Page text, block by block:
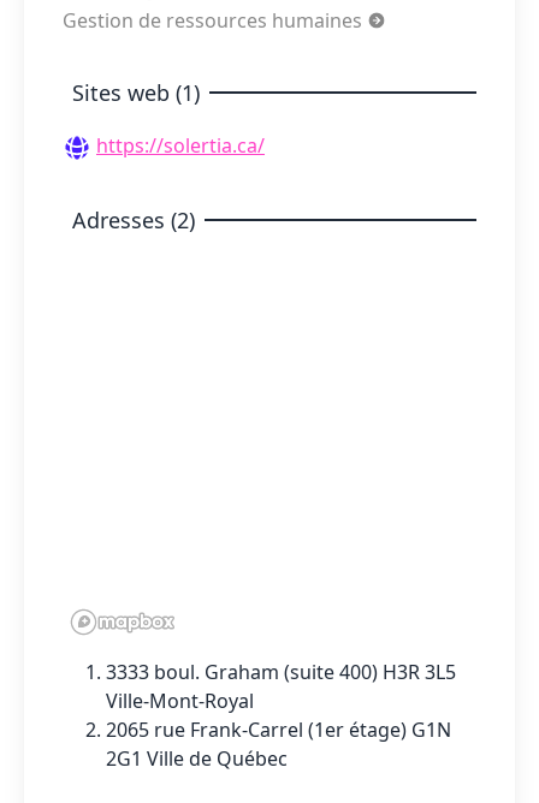
Gestion de ressources humaines
Sites web (1)
https://solertia.ca/
Adresses (2)
3333 boul. Graham (suite 400) H3R 3L5
Ville-Mont-Royal
2065 rue Frank-Carrel (1er étage) G1N
2G1 Ville de Québec